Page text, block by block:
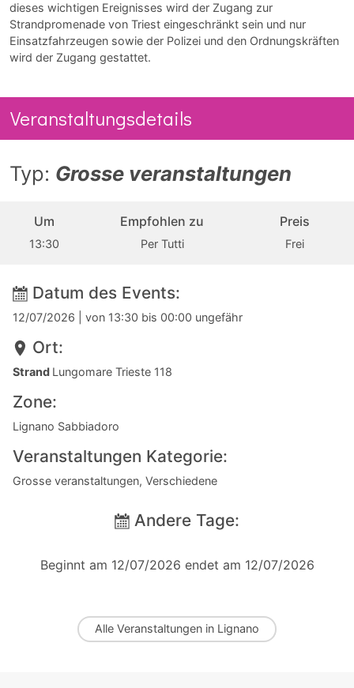
dieses wichtigen Ereignisses wird der Zugang zur
Strandpromenade von Triest eingeschränkt sein und nur
Einsatzfahrzeugen sowie der Polizei und den Ordnungskräften
wird der Zugang gestattet.
Veranstaltungsdetails
Typ: Grosse veranstaltungen
Um
13:30
Empfohlen zu
Per Tutti
Preis
Frei
Datum des Events:
12/07/2026 | von 13:30 bis 00:00 ungefähr
Ort:
Strand Lungomare Trieste 118
Zone:
Lignano Sabbiadoro
Veranstaltungen Kategorie:
Grosse veranstaltungen, Verschiedene
Andere Tage:
Beginnt am 12/07/2026 endet am 12/07/2026
Alle Veranstaltungen in Lignano